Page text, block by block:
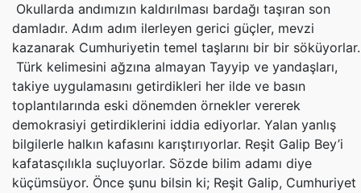
Okullarda andımızın kaldırılması bardağı taşıran son
damladır. Adım adım ilerleyen gerici güçler, mevzi
kazanarak Cumhuriyetin temel taşlarını bir bir söküyorlar.
Türk kelimesini ağzına almayan Tayyip ve yandaşları,
takiye uygulamasını getirdikleri her ilde ve basın
toplantılarında eski dönemden örnekler vererek
demokrasiyi getirdiklerini iddia ediyorlar. Yalan yanlış
bilgilerle halkın kafasını karıştırıyorlar. Reşit Galip Bey’i
kafatasçılıkla suçluyorlar. Sözde bilim adamı diye
küçümsüyor. Önce şunu bilsin ki; Reşit Galip, Cumhuriyet